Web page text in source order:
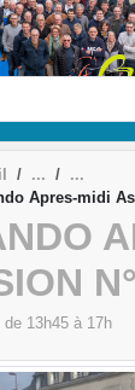
Apres-midi
de 13h45 à 17h